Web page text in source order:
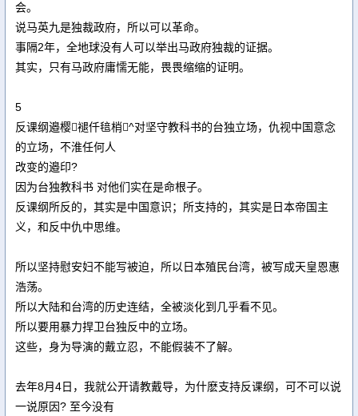
会。
说马英九是独裁政府，所以可以革命。
事隔2年，全地球没有人可以举出马政府独裁的证据。
其实，只有马政府庸懦无能，畏畏缩缩的证明。
5
反课纲邉樱褪仟毰梢^对坚守教科书的台独立场，仇视中国意念
的立场，不淮任何人
改变的邉印?
因为台独教科书 对他们实在是命根子。
反课纲所反的，其实是中国意识；所支持的，其实是日本帝国主
义，和反中仇中思维。
所以坚持慰安妇不能写被迫，所以日本殖民台湾，被写成天皇恩惠
浩荡。
所以大陆和台湾的历史连结，全被淡化到几乎看不见。
所以要用暴力捍卫台独反中的立场。
这些，身为导演的戴立忍，不能假装不了解。
去年8月4日，我就公开请教戴导，为什麽支持反课纲，可不可以说
一说原因? 至今没有